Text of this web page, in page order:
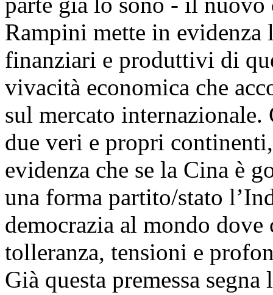
Rampini mette in evidenza
finanziari e produttivi di
vivacità economica che
sul mercato
due veri e propri
evidenza che se la Cina è
una forma partito/stato
democrazia al mondo
tolleranza, tensioni e
Già questa premessa